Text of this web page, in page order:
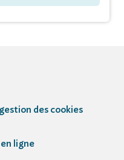
des cookies
ligne